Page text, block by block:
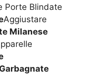
Porte Blindate
Aggiustare
Milanese
Garbagnate